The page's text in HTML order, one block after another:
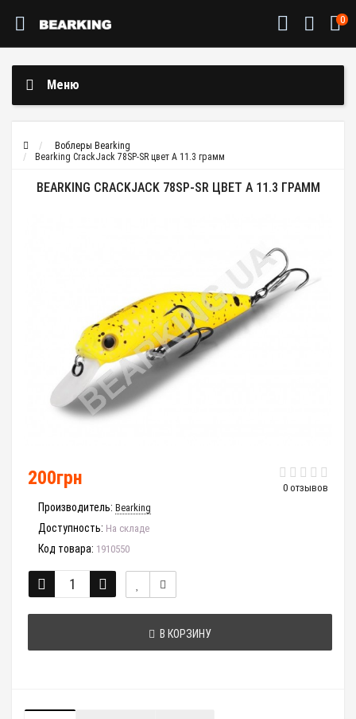
0
Меню
Воблеры Bearking
Bearking CrackJack 78SP-SR цвет A 11.3 грамм
BEARKING CRACKJACK 78SP-SR ЦВЕТ A 11.3 ГРАММ
0 отзывов
200грн
Производитель: Bearking
Доступность: На складе
Код товара: 1910550
В КОРЗИНУ